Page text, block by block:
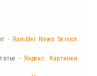
- Rambler News Service.
- Яндекс. Картинки.